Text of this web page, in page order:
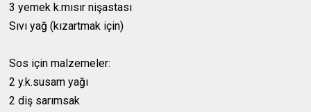
3 yemek k.mısır nişastası
Sıvı yağ (kızartmak için)
Sos için malzemeler:
2 y.k.susam yağı
2 diş sarımsak